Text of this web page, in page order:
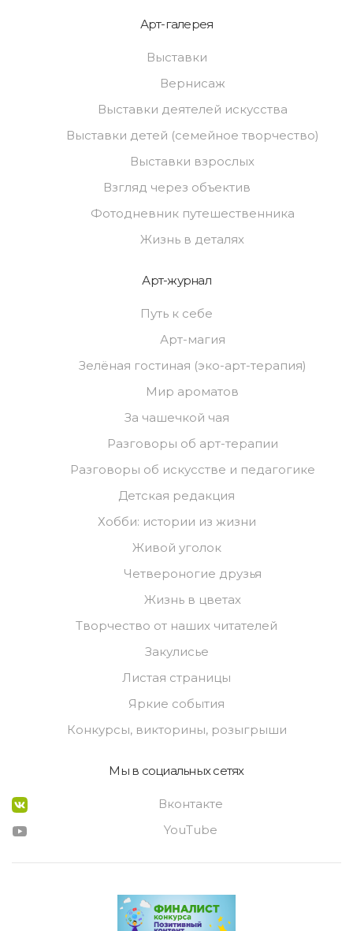
Арт-галерея
Выставки
Вернисаж
Выставки деятелей искусства
Выставки детей (семейное творчество)
Выставки взрослых
Взгляд через объектив
Фотодневник путешественника
Жизнь в деталях
Арт-журнал
Путь к себе
Арт-магия
Зелёная гостиная (эко-арт-терапия)
Мир ароматов
За чашечкой чая
Разговоры об арт-терапии
Разговоры об искусстве и педагогике
Детская редакция
Хобби: истории из жизни
Живой уголок
Четвероногие друзья
Жизнь в цветах
Творчество от наших читателей
Закулисье
Листая страницы
Яркие события
Конкурсы, викторины, розыгрыши
Мы в социальных сетях
Вконтакте
YouTube